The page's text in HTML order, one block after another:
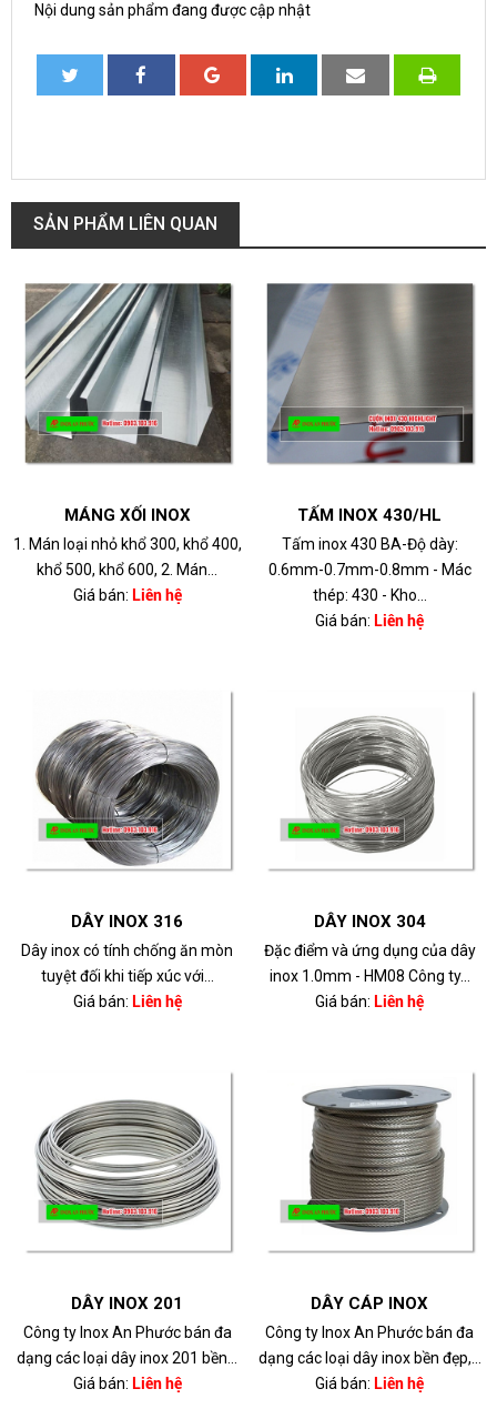
Nội dung sản phẩm đang được cập nhật
SẢN PHẨM LIÊN QUAN
MÁNG XỐI INOX
1. Mán loại nhỏ khổ 300, khổ 400,
khổ 500, khổ 600, 2. Mán...
Giá bán: Liên hệ
TẤM INOX 430/HL
Tấm inox 430 BA-Độ dày:
0.6mm-0.7mm-0.8mm - Mác
thép: 430 - Kho...
Giá bán: Liên hệ
DÂY INOX 316
Dây inox có tính chống ăn mòn
tuyệt đối khi tiếp xúc với...
Giá bán: Liên hệ
DÂY INOX 304
Đặc điểm và ứng dụng của dây
inox 1.0mm - HM08 Công ty...
Giá bán: Liên hệ
DÂY INOX 201
Công ty Inox An Phước bán đa
dạng các loại dây inox 201 bền...
Giá bán: Liên hệ
DÂY CÁP INOX
Công ty Inox An Phước bán đa
dạng các loại dây inox bền đẹp,...
Giá bán: Liên hệ